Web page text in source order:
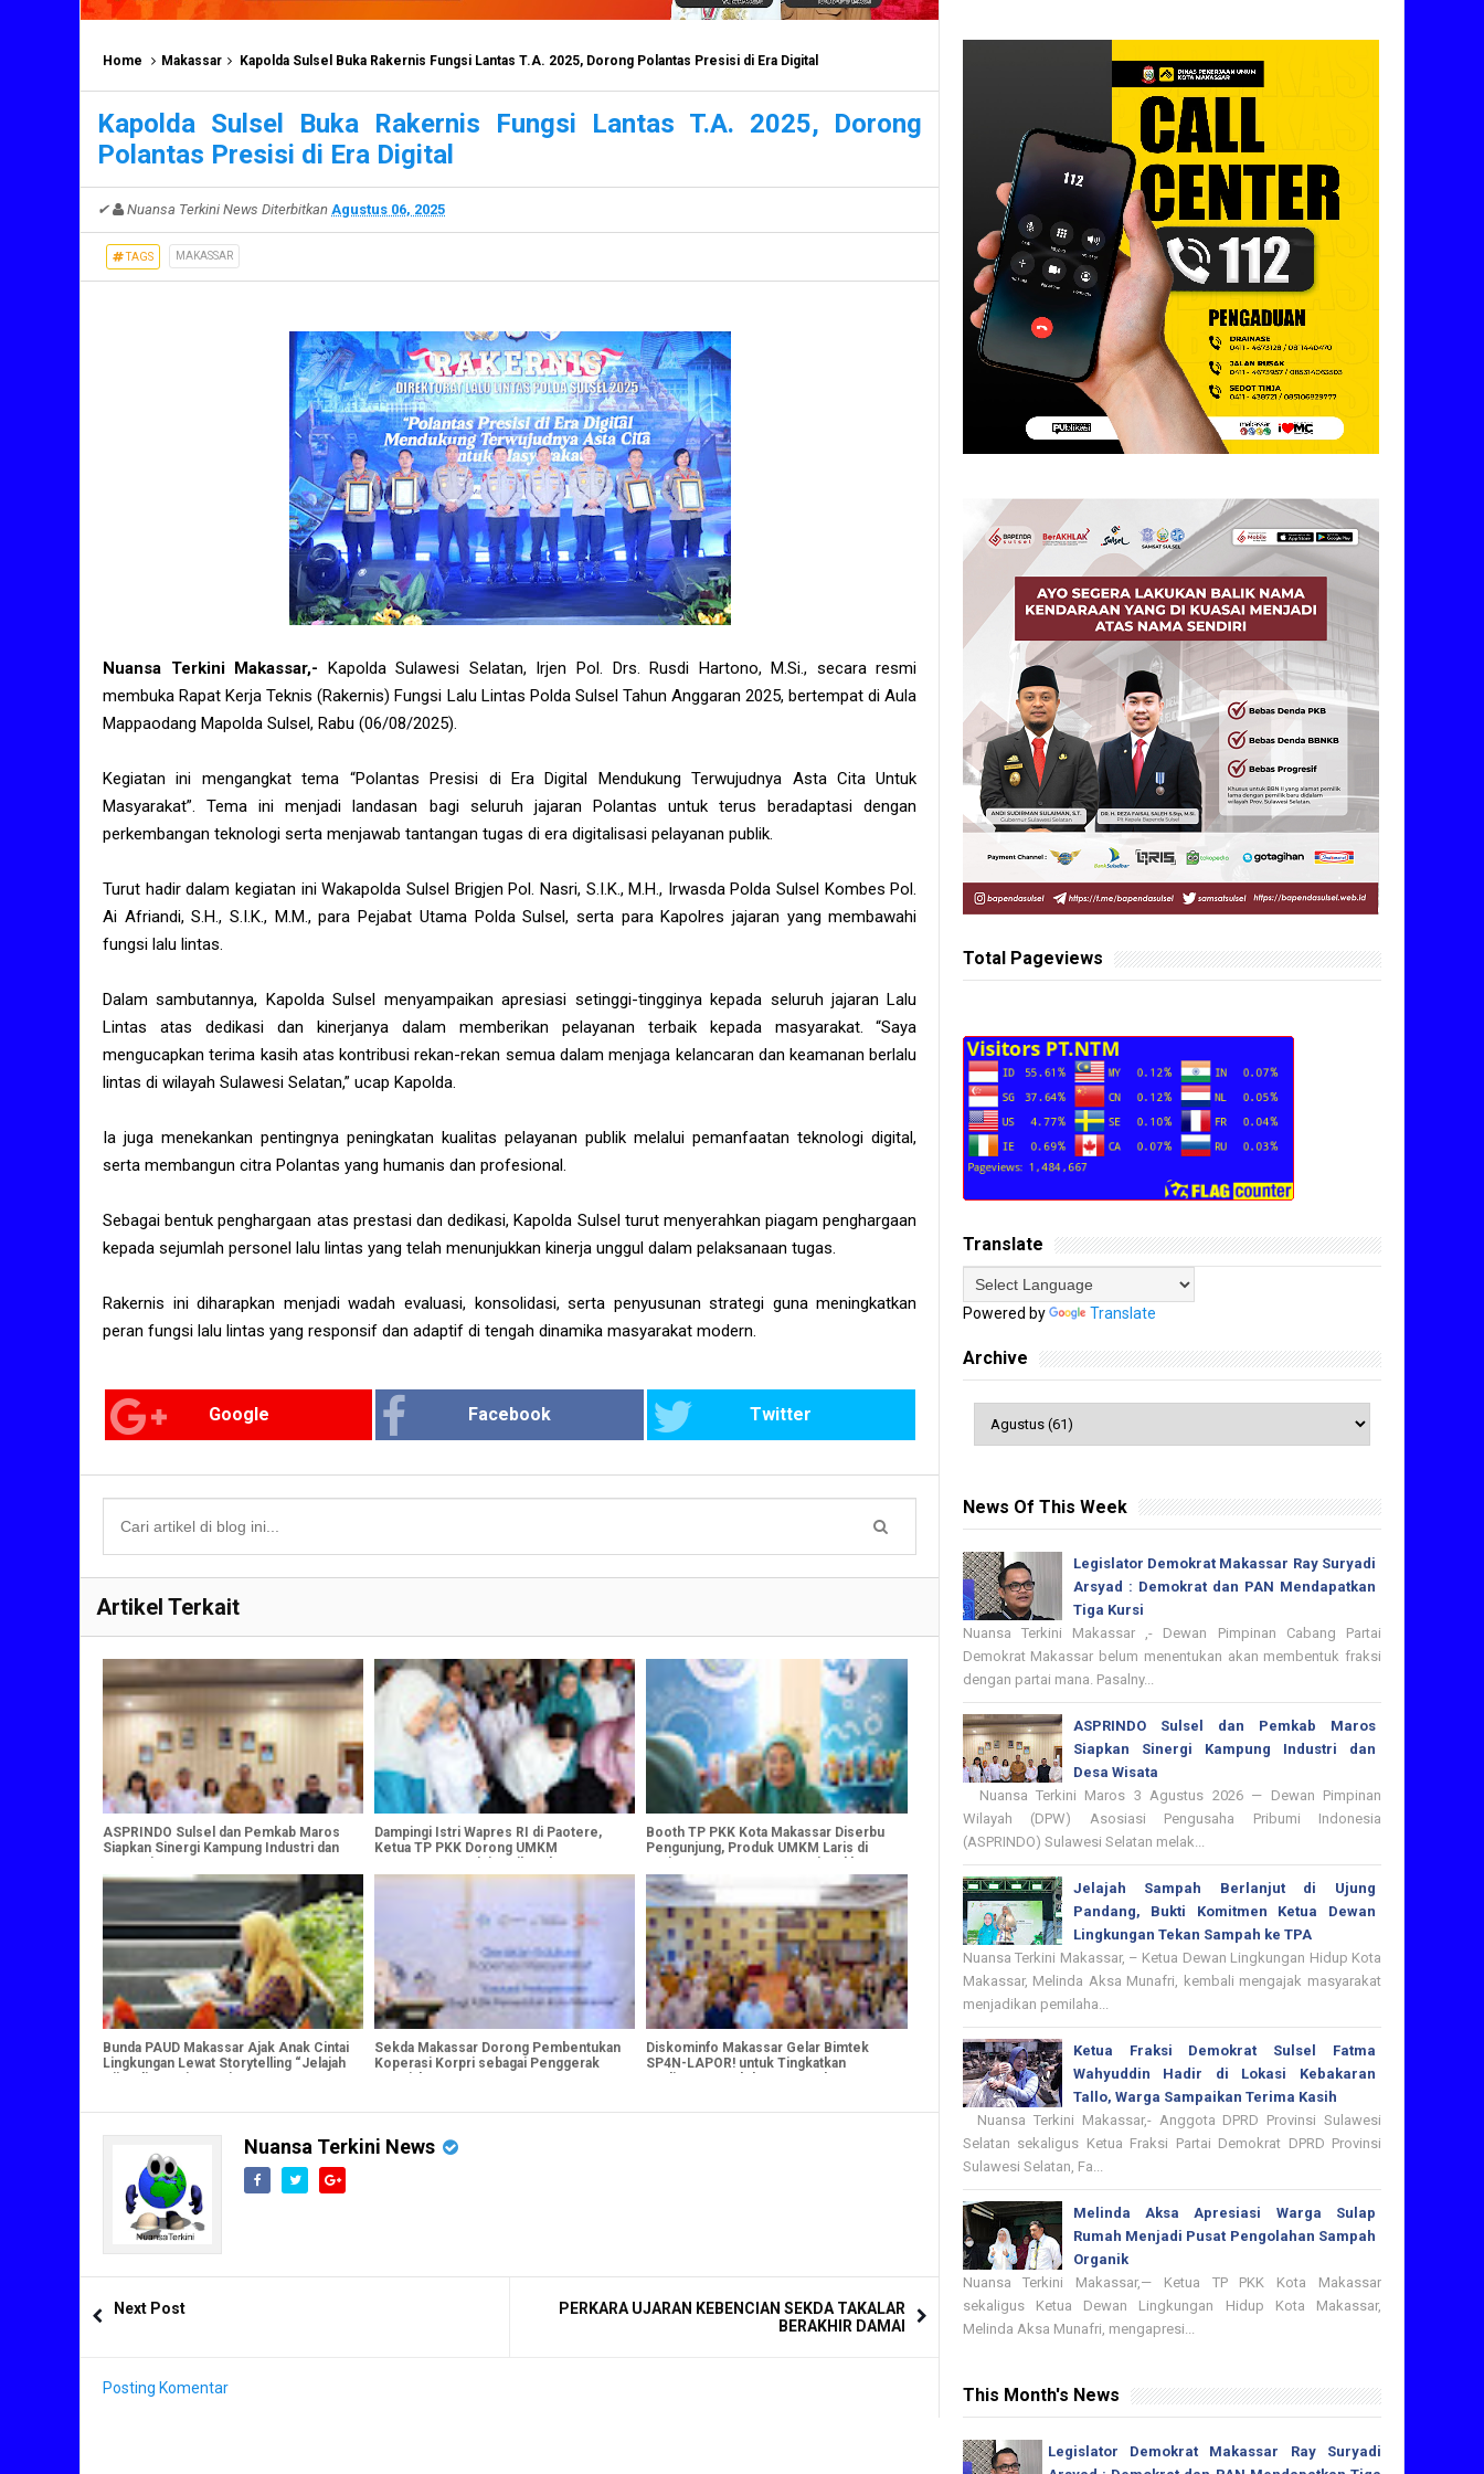
Home Makassar Kapolda Sulsel Buka Rakernis Fungsi Lantas T.A. 2025, Dorong Polantas Presisi di Era Digital
Kapolda Sulsel Buka Rakernis Fungsi Lantas T.A. 2025, Dorong
Polantas Presisi di Era Digital
✔ Nuansa Terkini News Diterbitkan Agustus 06, 2025
TAGS MAKASSAR
Nuansa Terkini Makassar,- Kapolda Sulawesi Selatan, Irjen Pol. Drs. Rusdi Hartono, M.Si., secara resmi
membuka Rapat Kerja Teknis (Rakernis) Fungsi Lalu Lintas Polda Sulsel Tahun Anggaran 2025, bertempat di Aula
Mappaodang Mapolda Sulsel, Rabu (06/08/2025).
Kegiatan ini mengangkat tema “Polantas Presisi di Era Digital Mendukung Terwujudnya Asta Cita Untuk
Masyarakat”. Tema ini menjadi landasan bagi seluruh jajaran Polantas untuk terus beradaptasi dengan
perkembangan teknologi serta menjawab tantangan tugas di era digitalisasi pelayanan publik.
Turut hadir dalam kegiatan ini Wakapolda Sulsel Brigjen Pol. Nasri, S.I.K., M.H., Irwasda Polda Sulsel Kombes Pol.
Ai Afriandi, S.H., S.I.K., M.M., para Pejabat Utama Polda Sulsel, serta para Kapolres jajaran yang membawahi
fungsi lalu lintas.
Dalam sambutannya, Kapolda Sulsel menyampaikan apresiasi setinggi-tingginya kepada seluruh jajaran Lalu
Lintas atas dedikasi dan kinerjanya dalam memberikan pelayanan terbaik kepada masyarakat. “Saya
mengucapkan terima kasih atas kontribusi rekan-rekan semua dalam menjaga kelancaran dan keamanan berlalu
lintas di wilayah Sulawesi Selatan,” ucap Kapolda.
Ia juga menekankan pentingnya peningkatan kualitas pelayanan publik melalui pemanfaatan teknologi digital,
serta membangun citra Polantas yang humanis dan profesional.
Sebagai bentuk penghargaan atas prestasi dan dedikasi, Kapolda Sulsel turut menyerahkan piagam penghargaan
kepada sejumlah personel lalu lintas yang telah menunjukkan kinerja unggul dalam pelaksanaan tugas.
Rakernis ini diharapkan menjadi wadah evaluasi, konsolidasi, serta penyusunan strategi guna meningkatkan
peran fungsi lalu lintas yang responsif dan adaptif di tengah dinamika masyarakat modern.
Google Facebook Twitter
Artikel Terkait
ASPRINDO Sulsel dan Pemkab Maros
Siapkan Sinergi Kampung Industri dan
Dampingi Istri Wapres RI di Paotere,
Ketua TP PKK Dorong UMKM
Booth TP PKK Kota Makassar Diserbu
Pengunjung, Produk UMKM Laris di
Bunda PAUD Makassar Ajak Anak Cintai
Lingkungan Lewat Storytelling “Jelajah
Sekda Makassar Dorong Pembentukan
Koperasi Korpri sebagai Penggerak
Diskominfo Makassar Gelar Bimtek
SP4N-LAPOR! untuk Tingkatkan
Nuansa Terkini News
Next Post
PERKARA UJARAN KEBENCIAN SEKDA TAKALAR
BERAKHIR DAMAI
Posting Komentar
Total Pageviews
Translate
Powered by Translate
Archive
News Of This Week
Legislator Demokrat Makassar Ray Suryadi
Arsyad : Demokrat dan PAN Mendapatkan
Tiga Kursi
Nuansa Terkini Makassar ,- Dewan Pimpinan Cabang Partai
Demokrat Makassar belum menentukan akan membentuk fraksi
dengan partai mana. Pasalny...
ASPRINDO Sulsel dan Pemkab Maros
Siapkan Sinergi Kampung Industri dan
Desa Wisata
Nuansa Terkini Maros 3 Agustus 2026 — Dewan Pimpinan
Wilayah (DPW) Asosiasi Pengusaha Pribumi Indonesia
(ASPRINDO) Sulawesi Selatan melak...
Jelajah Sampah Berlanjut di Ujung
Pandang, Bukti Komitmen Ketua Dewan
Lingkungan Tekan Sampah ke TPA
Nuansa Terkini Makassar, – Ketua Dewan Lingkungan Hidup Kota
Makassar, Melinda Aksa Munafri, kembali mengajak masyarakat
menjadikan pemilaha...
Ketua Fraksi Demokrat Sulsel Fatma
Wahyuddin Hadir di Lokasi Kebakaran
Tallo, Warga Sampaikan Terima Kasih
Nuansa Terkini Makassar,- Anggota DPRD Provinsi Sulawesi
Selatan sekaligus Ketua Fraksi Partai Demokrat DPRD Provinsi
Sulawesi Selatan, Fa...
Melinda Aksa Apresiasi Warga Sulap
Rumah Menjadi Pusat Pengolahan Sampah
Organik
Nuansa Terkini Makassar,— Ketua TP PKK Kota Makassar
sekaligus Ketua Dewan Lingkungan Hidup Kota Makassar,
Melinda Aksa Munafri, mengapresi...
This Month's News
Legislator Demokrat Makassar Ray Suryadi